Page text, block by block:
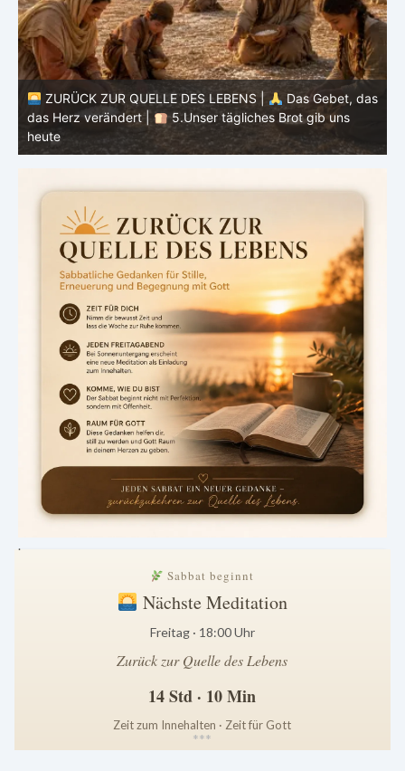
|
Das Gebet, das
Brot gib uns
ZURÜCK ZUR QUELLE DES LEBENS
das Herz verändert |
4.Dein Wille
.
Sabbat beginnt
Nächste Meditation
Freitag · 18:00 Uhr
Zurück zur Quelle des Lebens
14 Std · 10 Min
Zeit zum Innehalten · Zeit für Gott
***